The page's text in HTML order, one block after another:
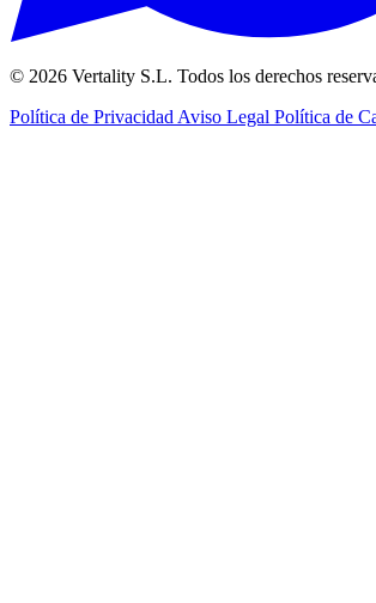
© 2026 Vertality S.L. Todos los derechos
Política de Privacidad Aviso Legal Política de